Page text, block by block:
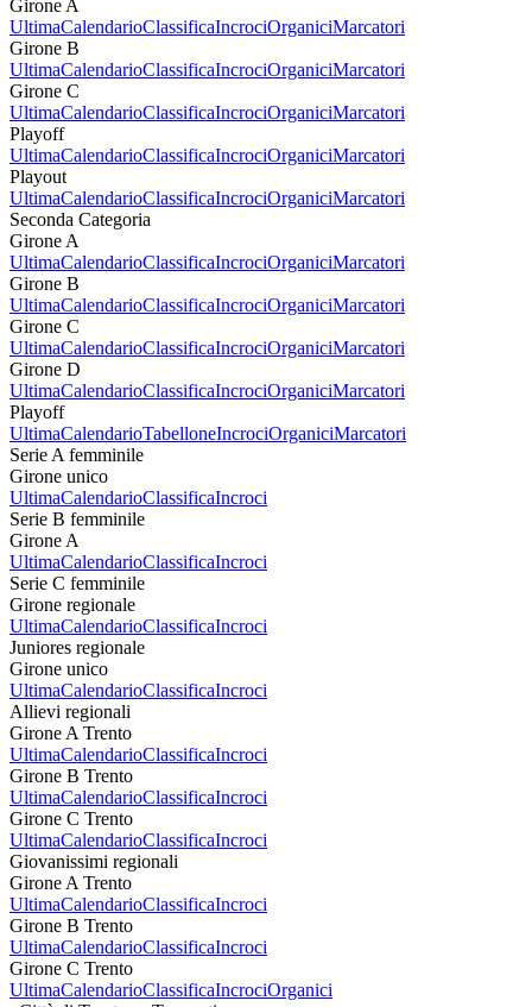
Girone A
UltimaCalendarioClassificaIncrociOrganiciMarcatori
Girone B
UltimaCalendarioClassificaIncrociOrganiciMarcatori
Girone C
UltimaCalendarioClassificaIncrociOrganiciMarcatori
Playoff
UltimaCalendarioClassificaIncrociOrganiciMarcatori
Playout
UltimaCalendarioClassificaIncrociOrganiciMarcatori
Seconda Categoria
Girone A
UltimaCalendarioClassificaIncrociOrganiciMarcatori
Girone B
UltimaCalendarioClassificaIncrociOrganiciMarcatori
Girone C
UltimaCalendarioClassificaIncrociOrganiciMarcatori
Girone D
UltimaCalendarioClassificaIncrociOrganiciMarcatori
Playoff
UltimaCalendarioTabelloneIncrociOrganiciMarcatori
Serie A femminile
Girone unico
UltimaCalendarioClassificaIncroci
Serie B femminile
Girone A
UltimaCalendarioClassificaIncroci
Serie C femminile
Girone regionale
UltimaCalendarioClassificaIncroci
Juniores regionale
Girone unico
UltimaCalendarioClassificaIncroci
Allievi regionali
Girone A Trento
UltimaCalendarioClassificaIncroci
Girone B Trento
UltimaCalendarioClassificaIncroci
Girone C Trento
UltimaCalendarioClassificaIncroci
Giovanissimi regionali
Girone A Trento
UltimaCalendarioClassificaIncroci
Girone B Trento
UltimaCalendarioClassificaIncroci
Girone C Trento
UltimaCalendarioClassificaIncrociOrganici